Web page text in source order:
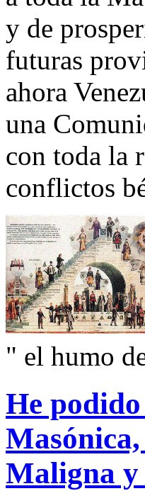
y de
futuras
ahora
una
con toda la
conflictos
" el humo
He
Masónica,
Maligna